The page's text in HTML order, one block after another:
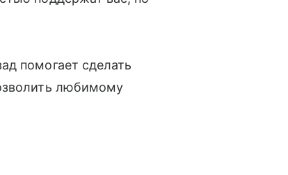
помогает сделать
любимому